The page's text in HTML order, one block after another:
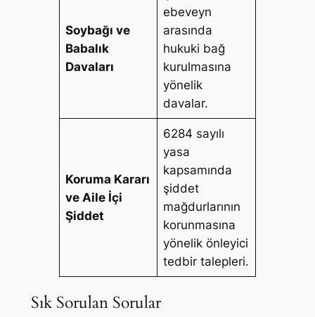
Soybağı ve
Babalık
Davaları
ebeveyn
arasında
hukuki bağ
kurulmasına
yönelik
davalar.
Koruma Kararı
ve Aile İçi
Şiddet
6284 sayılı
yasa
kapsamında
şiddet
mağdurlarının
korunmasına
yönelik önleyici
tedbir talepleri.
Sık Sorulan Sorular